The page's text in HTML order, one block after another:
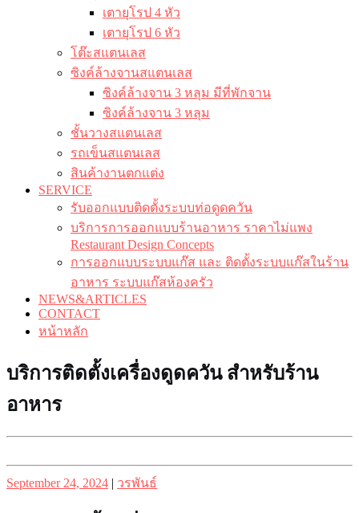
เตายุโรป 4 หัว
เตายุโรป 6 หัว
โต๊ะสแตนเลส
ซิงค์ล้างจานสแตนเลส
ซิงค์ล้างจาน 3 หลุม มีที่พักจาน
ซิงค์ล้างจาน 3 หลุม
ชั้นวางสแตนเลส
รถเข็นสแตนเลส
สินค้างานตกแต่ง
SERVICE
รับออกแบบติดตั้งระบบท่อดูดควัน
บริการการออกแบบร้านอาหาร ราคาไม่แพง
Restaurant Design Concepts
การออกแบบระบบแก๊ส และ ติดตั้งระบบแก๊สในร้าน
อาหาร ระบบแก๊สห้องครัว
NEWS&ARTICLES
CONTACT
หน้าหลัก
บริการติดตั้งเครื่องดูดควัน สำหรับร้าน
อาหาร
Posted
on
September 24, 2024 | Posted
on
วรพันธ์